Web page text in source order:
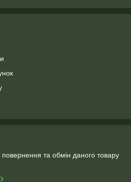
та обмін даного товару